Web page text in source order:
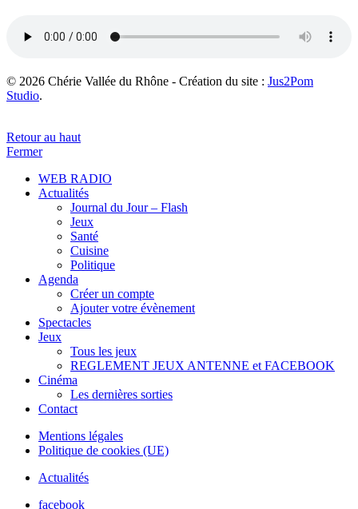
© 2026 Chérie Vallée du Rhône - Création du site : Jus2Pom
Studio.
Retour au haut
Fermer
WEB RADIO
Actualités
Journal du Jour – Flash
Jeux
Santé
Cuisine
Politique
Agenda
Créer un compte
Ajouter votre évènement
Spectacles
Jeux
Tous les jeux
REGLEMENT JEUX ANTENNE et FACEBOOK
Cinéma
Les dernières sorties
Contact
Mentions légales
Politique de cookies (UE)
Actualités
facebook